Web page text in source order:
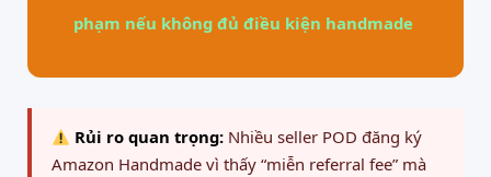
phạm nếu không đủ điều kiện handmade
Rủi ro quan trọng:Nhiều seller POD đăng ký
Amazon Handmade vì thấy “miễn referral fee” mà